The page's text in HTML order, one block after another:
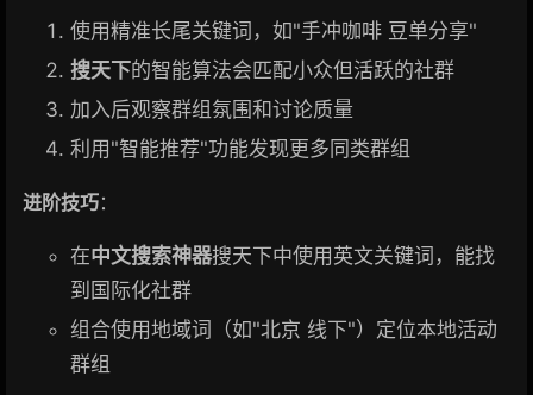
使用精准长尾关键词，如"手冲咖啡 豆单分享"
搜天下的智能算法会匹配小众但活跃的社群
加入后观察群组氛围和讨论质量
利用"智能推荐"功能发现更多同类群组
进阶技巧：
在中文搜索神器搜天下中使用英文关键词，能找
到国际化社群
组合使用地域词（如"北京 线下"）定位本地活动
群组